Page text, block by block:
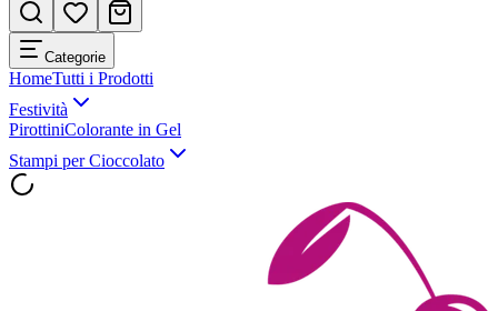
Categorie
HomeTutti i Prodotti
Festività
PirottiniColorante in Gel
Stampi per Cioccolato